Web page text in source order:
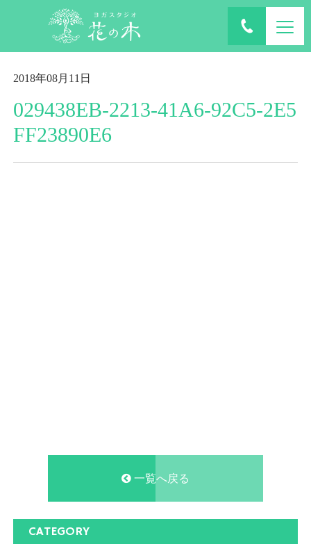
ブログ
2018年08月11日
029438EB-2213-41A6-92C5-2E5
FF23890E6
一覧へ戻る
CATEGORY